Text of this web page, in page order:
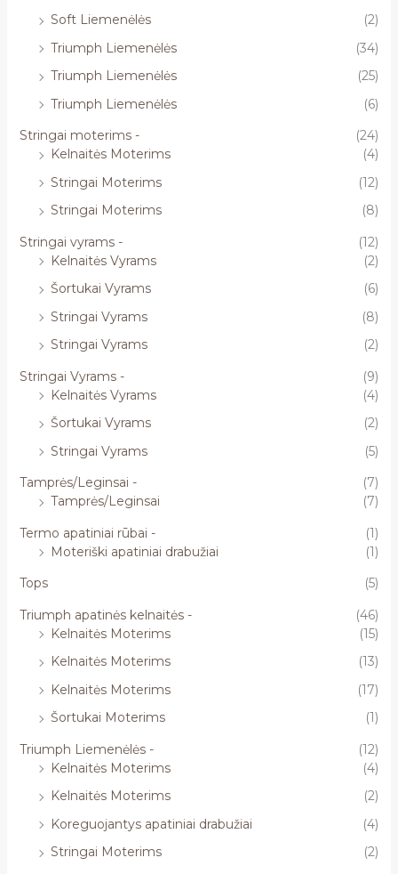
Soft Liemenėlės
(2)
Triumph Liemenėlės
(34)
Triumph Liemenėlės
(25)
Triumph Liemenėlės
(6)
Stringai moterims -
(24)
Kelnaitės Moterims
(4)
Stringai Moterims
(12)
Stringai Moterims
(8)
Stringai vyrams -
(12)
Kelnaitės Vyrams
(2)
Šortukai Vyrams
(6)
Stringai Vyrams
(8)
Stringai Vyrams
(2)
Stringai Vyrams -
(9)
Kelnaitės Vyrams
(4)
Šortukai Vyrams
(2)
Stringai Vyrams
(5)
Tamprės/Leginsai -
(7)
Tamprės/Leginsai
(7)
Termo apatiniai rūbai -
(1)
Moteriški apatiniai drabužiai
(1)
Tops
(5)
Triumph apatinės kelnaitės -
(46)
Kelnaitės Moterims
(15)
Kelnaitės Moterims
(13)
Kelnaitės Moterims
(17)
Šortukai Moterims
(1)
Triumph Liemenėlės -
(12)
Kelnaitės Moterims
(4)
Kelnaitės Moterims
(2)
Koreguojantys apatiniai drabužiai
(4)
Stringai Moterims
(2)